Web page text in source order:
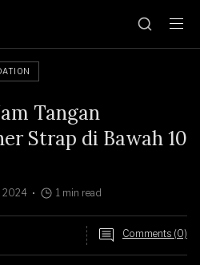
Tangan
Strap di Bawah 10
2024 1 min read
Comments (0)